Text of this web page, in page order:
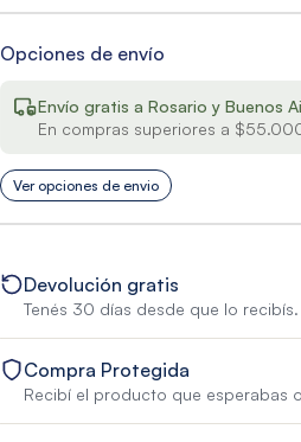
Opciones de envío
Envío gratis a Rosario y Buenos
En compras superiores a
Ver opciones de envio
Devolución gratis
Tenés 30 días desde que lo recibís.
Compra Protegida
Recibí el producto que esperabas